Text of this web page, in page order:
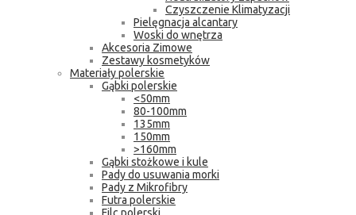
Czyszczenie Klimatyzacji
Pielęgnacja alcantary
Woski do wnętrza
Akcesoria Zimowe
Zestawy kosmetyków
Materiały polerskie
Gąbki polerskie
<50mm
80-100mm
135mm
150mm
>160mm
Gąbki stożkowe i kule
Pady do usuwania morki
Pady z Mikrofibry
Futra polerskie